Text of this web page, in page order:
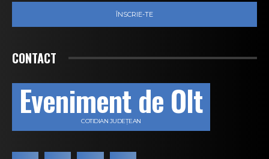
ÎNSCRIE-TE
CONTACT
Eveniment de Olt
COTIDIAN JUDEȚEAN